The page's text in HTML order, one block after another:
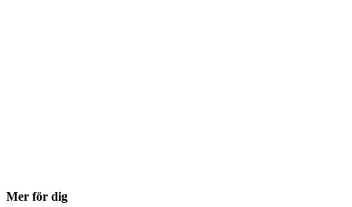
Mer för dig